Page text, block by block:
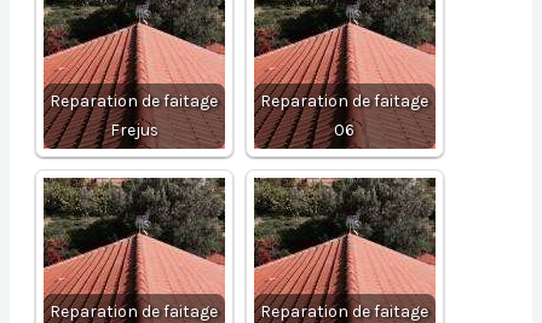
Reparation de faitage
Frejus
Reparation de faitage
06
Reparation de faitage
Reparation de faitage